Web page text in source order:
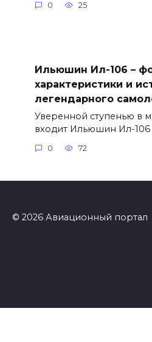
0 25
Ильюшин Ил-106 –
характеристики и
легендарного
Уверенной ступенью в
входит Ильюшин Ил-106
0 72
© 2026 Авиационный портал